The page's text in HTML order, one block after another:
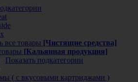
все товары [Чистящие средства]
[Кальянная продукция]
Показать подкатегории
( с вкусовыми картриджами )